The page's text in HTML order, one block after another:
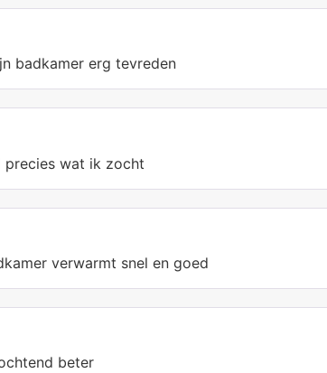
badkamer erg tevreden
precies wat ik zocht
verwarmt snel en goed
beter